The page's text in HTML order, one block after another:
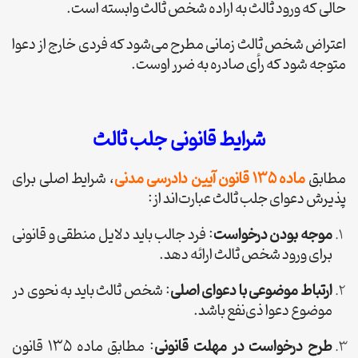
حالی که ورود ثالث به اراده شخص ثالث وابسته است.
اعتراض شخص ثالث زمانی مطرح می‌شود که فردی خارج از دعوا
متوجه شود که رأی صادره به ضرر اوست.
شرایط قانونی جلب ثالث
مطابقماده ۱۳۵ قانون آیین دادرسی مدنی
، شرایط اصلی برای
پذیرش دعوای جلب ثالث عبارت‌اند از:
موجه بودن درخواست: فرد جالب باید دلایل منطقی و قانونی
برای ورود شخص ثالث ارائه دهد.
ارتباط موضوعی با دعوای اصلی: شخص ثالث باید به نحوی در
موضوع دعوا ذی‌نفع باشد.
طرح درخواست در مهلت قانونی
: مطابق ماده ۱۳5 قانون